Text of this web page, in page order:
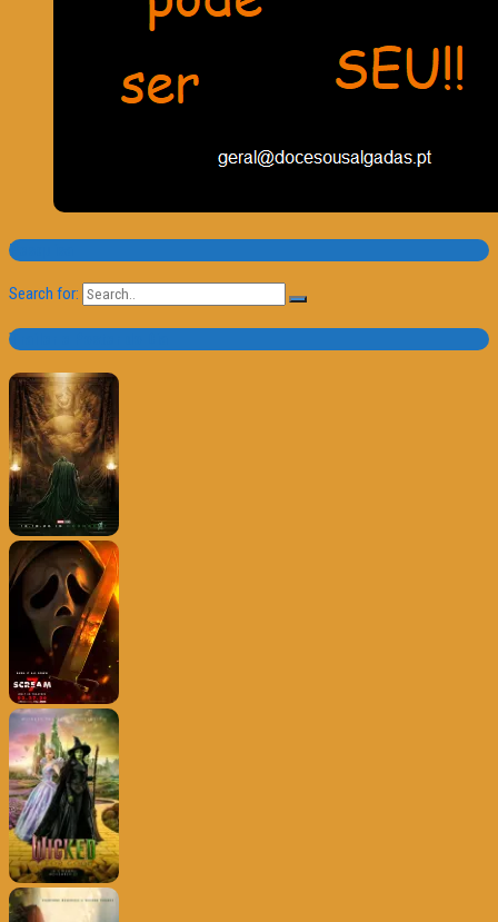
Pesquisa
Search for:
Trailer e Poster do Dia